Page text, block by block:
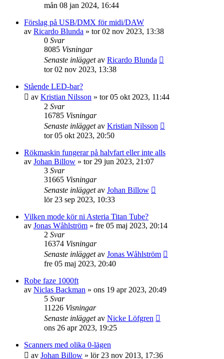
mån 08 jan 2024, 16:44
Förslag på USB/DMX för midi/DAW
av Ricardo Blunda » tor 02 nov 2023, 13:38
0 Svar
8085 Visningar
Senaste inläggetav Ricardo Blunda
tor 02 nov 2023, 13:38
Stående LED-bar?
av Kristian Nilsson » tor 05 okt 2023, 11:44
2 Svar
16785 Visningar
Senaste inläggetav Kristian Nilsson
tor 05 okt 2023, 20:50
Rökmaskin fungerar på halvfart eller inte alls
av Johan Billow » tor 29 jun 2023, 21:07
3 Svar
31665 Visningar
Senaste inläggetav Johan Billow
lör 23 sep 2023, 10:33
Vilken mode kör ni Asteria Titan Tube?
av Jonas Wåhlström » fre 05 maj 2023, 20:14
2 Svar
16374 Visningar
Senaste inläggetav Jonas Wåhlström
fre 05 maj 2023, 20:40
Robe faze 1000ft
av Niclas Backman » ons 19 apr 2023, 20:49
5 Svar
11226 Visningar
Senaste inläggetav Nicke Löfgren
ons 26 apr 2023, 19:25
Scanners med olika 0-lägen
av Johan Billow » lör 23 nov 2013, 17:36